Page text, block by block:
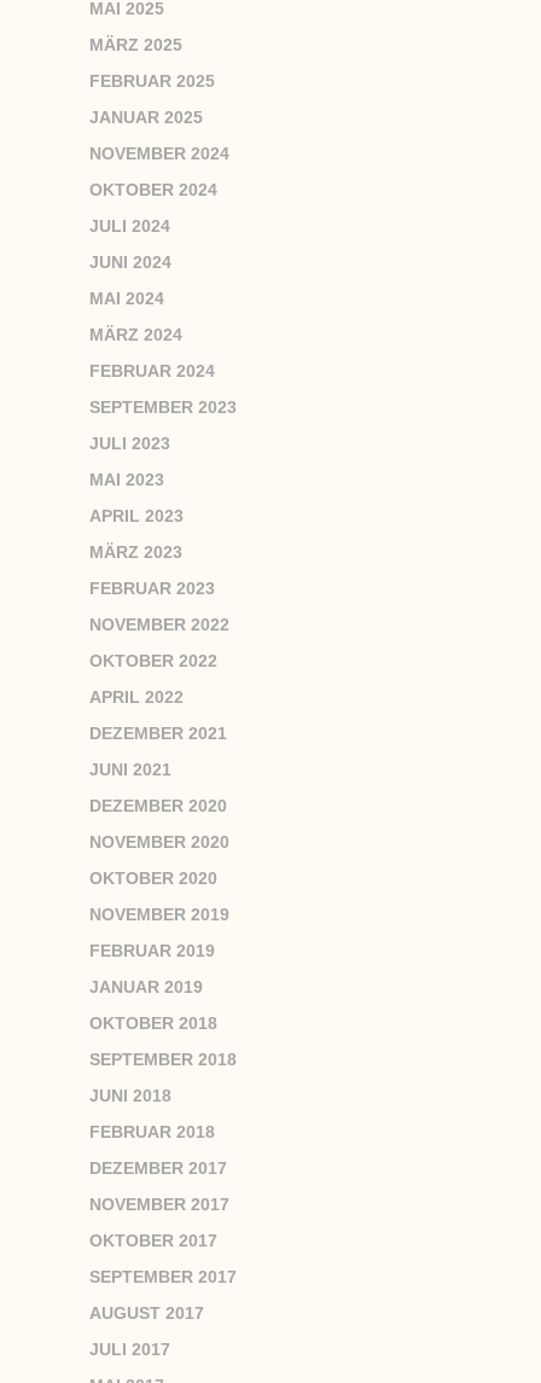
MAI 2025
MÄRZ 2025
FEBRUAR 2025
JANUAR 2025
NOVEMBER 2024
OKTOBER 2024
JULI 2024
JUNI 2024
MAI 2024
MÄRZ 2024
FEBRUAR 2024
SEPTEMBER 2023
JULI 2023
MAI 2023
APRIL 2023
MÄRZ 2023
FEBRUAR 2023
NOVEMBER 2022
OKTOBER 2022
APRIL 2022
DEZEMBER 2021
JUNI 2021
DEZEMBER 2020
NOVEMBER 2020
OKTOBER 2020
NOVEMBER 2019
FEBRUAR 2019
JANUAR 2019
OKTOBER 2018
SEPTEMBER 2018
JUNI 2018
FEBRUAR 2018
DEZEMBER 2017
NOVEMBER 2017
OKTOBER 2017
SEPTEMBER 2017
AUGUST 2017
JULI 2017